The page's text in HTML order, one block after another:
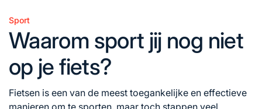
Posted
in
Sport
Waarom sport jij nog niet
op je fiets?
Fietsen is een van de meest toegankelijke en effectieve
manieren om te sporten, maar toch stappen veel